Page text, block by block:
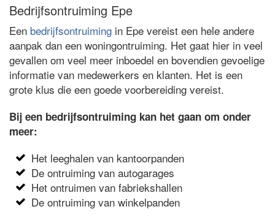
Bedrijfsontruiming Epe
Een bedrijfsontruiming in Epe vereist een hele andere
aanpak dan een woningontruiming. Het gaat hier in veel
gevallen om veel meer inboedel en bovendien gevoelige
informatie van medewerkers en klanten. Het is een
grote klus die een goede voorbereiding vereist.
Bij een bedrijfsontruiming kan het gaan om onder
meer:
Het leeghalen van kantoorpanden
De ontruiming van autogarages
Het ontruimen van fabriekshallen
De ontruiming van winkelpanden